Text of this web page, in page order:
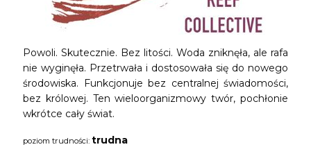
Powoli. Skutecznie. Bez litości. Woda zniknęła, ale rafa
nie wyginęła. Przetrwała i dostosowała się do nowego
środowiska. Funkcjonuje bez centralnej świadomości,
bez królowej. Ten wieloorganizmowy twór, pochłonie
wkrótce cały świat.
poziom trudności: trudna